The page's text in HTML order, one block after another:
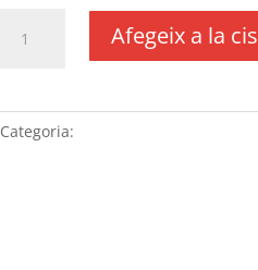
Afegeix a la
Categoria: